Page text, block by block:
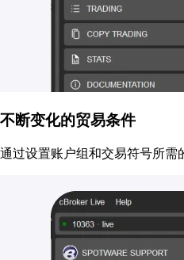
不断变化的贸易条件
通过设置账户组和交易符号所需